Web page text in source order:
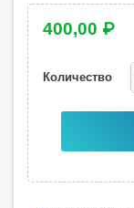
400,00 ₽
Количество